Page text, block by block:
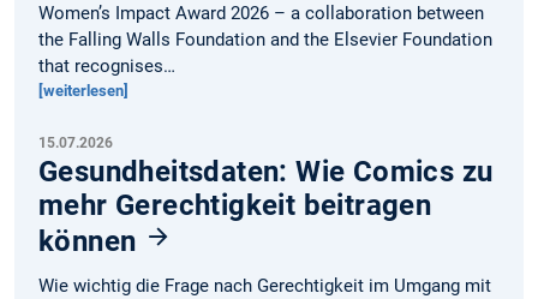
Women’s Impact Award 2026 – a collaboration between
the Falling Walls Foundation and the Elsevier Foundation
that recognises…
[weiterlesen]
15.07.2026
Gesundheitsdaten: Wie Comics zu
mehr Gerechtigkeit beitragen
können
Wie wichtig die Frage nach Gerechtigkeit im Umgang mit